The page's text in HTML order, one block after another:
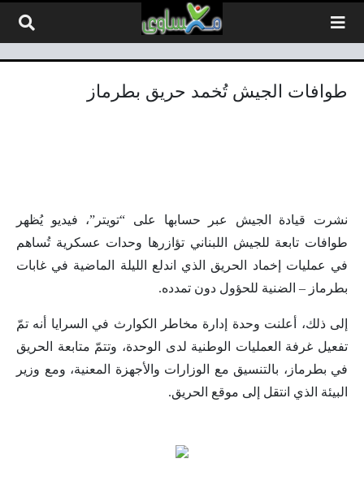
طوافات الجيش تُخمد حريق بطرماز
نشرت قيادة الجيش عبر حسابها على “تويتر”، فيديو يُظهر
طوافات تابعة للجيش اللبناني تؤازرها وحدات عسكرية تُساهم
في عمليات إخماد الحريق الذي اندلع الليلة الماضية في غابات
بطرماز – الضنية للحؤول دون تمدده.
إلى ذلك، أعلنت وحدة إدارة مخاطر الكوارث في السرايا أنه تمّ
تفعيل غرفة العمليات الوطنية لدى الوحدة، وتتمّ متابعة الحريق
في بطرماز، بالتنسيق مع الوزارات والأجهزة المعنية، ومع وزير
البيئة الذي انتقل إلى موقع الحريق.